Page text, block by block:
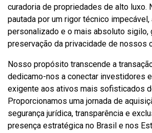
curadoria de propriedades de alto luxo.
pautada por um rigor técnico
personalizado e o mais absoluto sigilo,
preservação da privacidade de nossos
Nosso propósito transcende a
dedicamo-nos a conectar investidores
exigente aos ativos mais sofisticados
Proporcionamos uma jornada de
segurança jurídica, transparência e
presença estratégica no Brasil e nos